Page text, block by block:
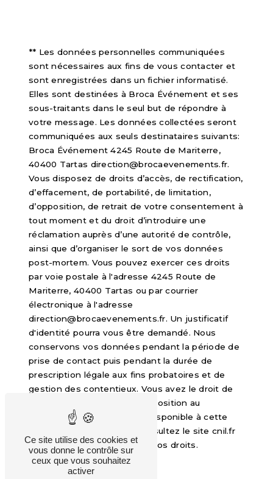
** Les données personnelles communiquées
sont nécessaires aux fins de vous contacter et
sont enregistrées dans un fichier informatisé.
Elles sont destinées à Broca Événement et ses
sous-traitants dans le seul but de répondre à
votre message. Les données collectées seront
communiquées aux seuls destinataires suivants:
Broca Événement 4245 Route de Mariterre,
40400 Tartas direction@brocaevenements.fr.
Vous disposez de droits d’accès, de rectification,
d’effacement, de portabilité, de limitation,
d’opposition, de retrait de votre consentement à
tout moment et du droit d’introduire une
réclamation auprès d’une autorité de contrôle,
ainsi que d’organiser le sort de vos données
post-mortem. Vous pouvez exercer ces droits
par voie postale à l'adresse 4245 Route de
Mariterre, 40400 Tartas ou par courrier
électronique à l'adresse
direction@brocaevenements.fr. Un justificatif
d'identité pourra vous être demandé. Nous
conservons vos données pendant la période de
prise de contact puis pendant la durée de
prescription légale aux fins probatoires et de
gestion des contentieux. Vous avez le droit de
vous inscrire sur la liste d'opposition au
démarchage téléphonique, disponible à cette
. Consultez le site cnil.fr
pour plus d’informations sur vos droits.
Ce site utilise des cookies et
vous donne le contrôle sur
ceux que vous souhaitez
activer